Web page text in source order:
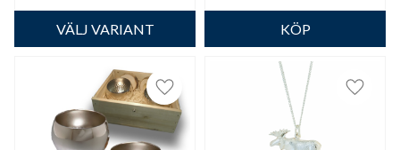
Lägg till i favoriter Lägg